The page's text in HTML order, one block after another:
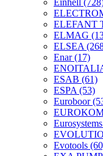
Einhell
ELEFANT
ELMAG
ELSEA
Enar(17)
ESAB (61)
ESPA (53)
Euroboor
Eurosystems
Evotools